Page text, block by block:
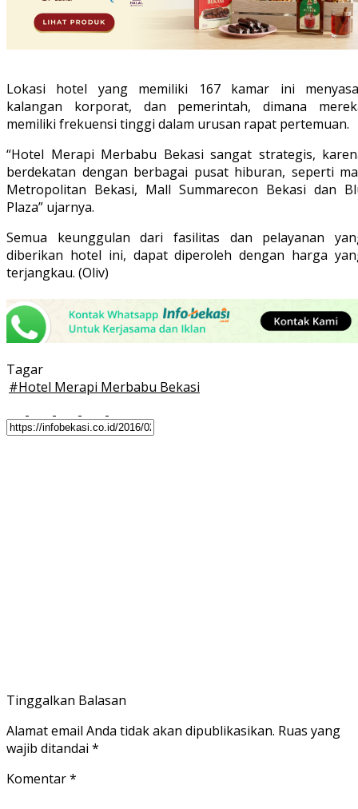
Lokasi hotel yang memiliki 167 kamar ini
kalangan korporat, dan pemerintah, dimana
memiliki frekuensi tinggi dalam urusan rapat pertemuan.
“Hotel Merapi Merbabu Bekasi sangat strategis,
berdekatan dengan berbagai pusat hiburan, seperti
Metropolitan Bekasi, Mall Summarecon Bekasi dan
Plaza” ujarnya.
Semua keunggulan dari fasilitas dan pelayanan
diberikan hotel ini, dapat diperoleh dengan harga
terjangkau. (Oliv)
Tagar
#Hotel Merapi Merbabu Bekasi
Tinggalkan Balasan
Alamat email Anda tidak akan dipublikasikan. Ruas yang
wajib ditandai *
Komentar*